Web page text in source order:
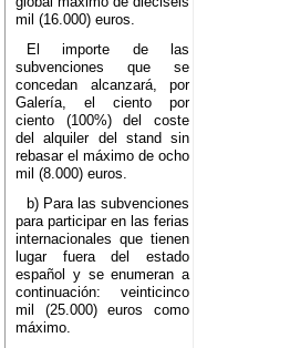
mil (16.000) euros.
El importe de las
subvenciones que se
concedan alcanzará, por
Galería, el ciento por
ciento (100%) del coste
del alquiler del stand sin
rebasar el máximo de ocho
mil (8.000) euros.
b) Para las subvenciones
para participar en las ferias
internacionales que tienen
lugar fuera del estado
español y se enumeran a
continuación: veinticinco
mil (25.000) euros como
máximo.